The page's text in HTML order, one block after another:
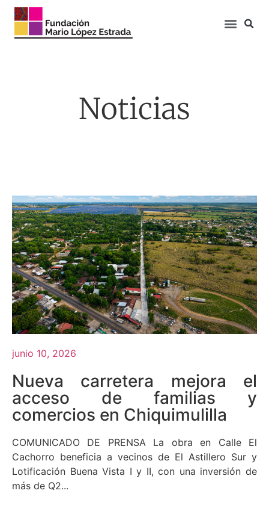
Noticias
junio 10, 2026
Nueva carretera mejora el
acceso de familias y
comercios en Chiquimulilla
COMUNICADO DE PRENSA La obra en Calle El
Cachorro beneficia a vecinos de El Astillero Sur y
Lotificación Buena Vista I y II, con una inversión de
más de Q2...